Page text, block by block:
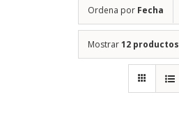
Ordena por Fecha
Mostrar12 productos